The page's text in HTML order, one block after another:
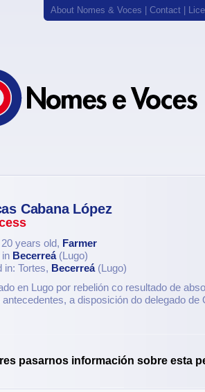
About Nomes & Voces Contact
Cabana López
20 years old, Farmer
in Becerreá(Lugo)
in: Tortes, Becerreá(Lugo)
en Lugo por rebelión co resultado de
a disposición do delegado de
pasarnos información sobre esta